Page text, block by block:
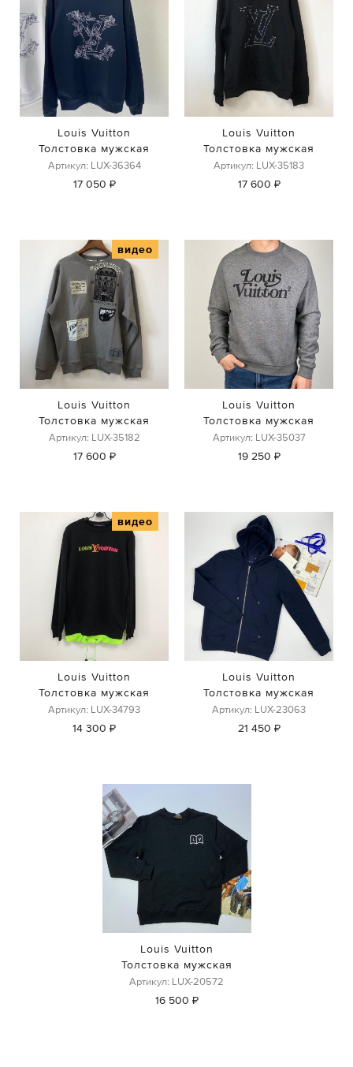
Louis Vuitton
Толстовка мужская
Артикул: LUX-36364
17 050 ₽
Louis Vuitton
Толстовка мужская
Артикул: LUX-35183
17 600 ₽
видео
Louis Vuitton
Толстовка мужская
Артикул: LUX-35182
17 600 ₽
Louis Vuitton
Толстовка мужская
Артикул: LUX-35037
19 250 ₽
видео
Louis Vuitton
Толстовка мужская
Артикул: LUX-34793
14 300 ₽
Louis Vuitton
Толстовка мужская
Артикул: LUX-23063
21 450 ₽
Louis Vuitton
Толстовка мужская
Артикул: LUX-20572
16 500 ₽